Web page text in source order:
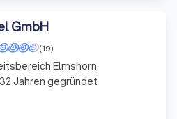
GmbH
(19)
Elmshorn
Jahren gegründet